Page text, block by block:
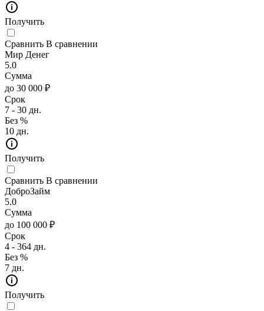
Получить
Сравнить В сравнении
Мир Денег
5.0
Сумма
до 30 000 ₽
Срок
7 - 30 дн.
Без %
10 дн.
Получить
Сравнить В сравнении
ДоброЗайм
5.0
Сумма
до 100 000 ₽
Срок
4 - 364 дн.
Без %
7 дн.
Получить